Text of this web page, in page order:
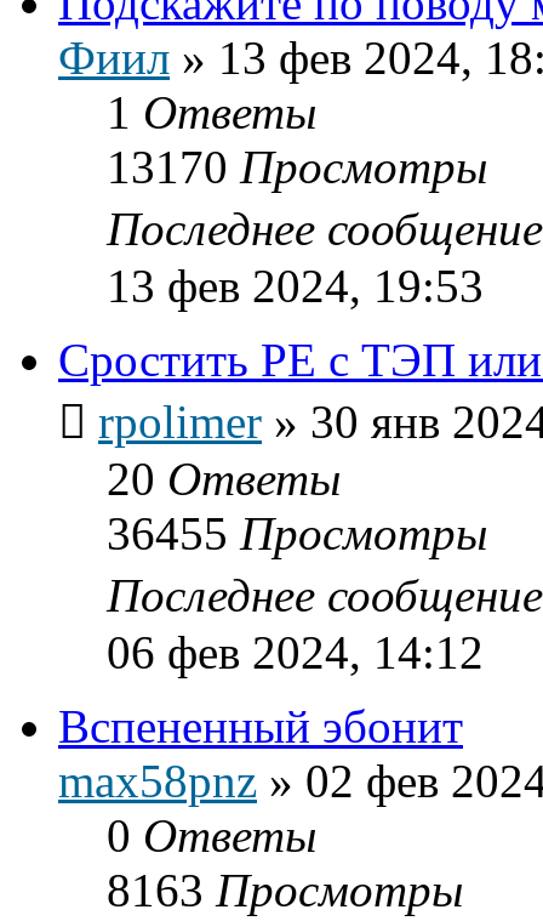
Фиил » 13 фев 2024,
1 Ответы
13170 Просмотры
Последнее
13 фев 2024, 19:53
Сростить PE c ТЭП
rpolimer » 30 янв
20 Ответы
36455 Просмотры
Последнее
06 фев 2024, 14:12
Вспененный эбонит
max58pnz » 02 фев
0 Ответы
8163 Просмотры